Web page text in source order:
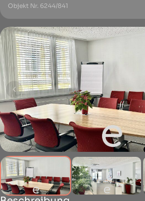
Objekt Nr. 6244/841